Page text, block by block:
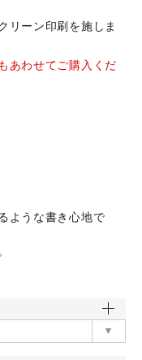
リーン印刷を施しま
あわせてご購入くだ
ような書き心地で